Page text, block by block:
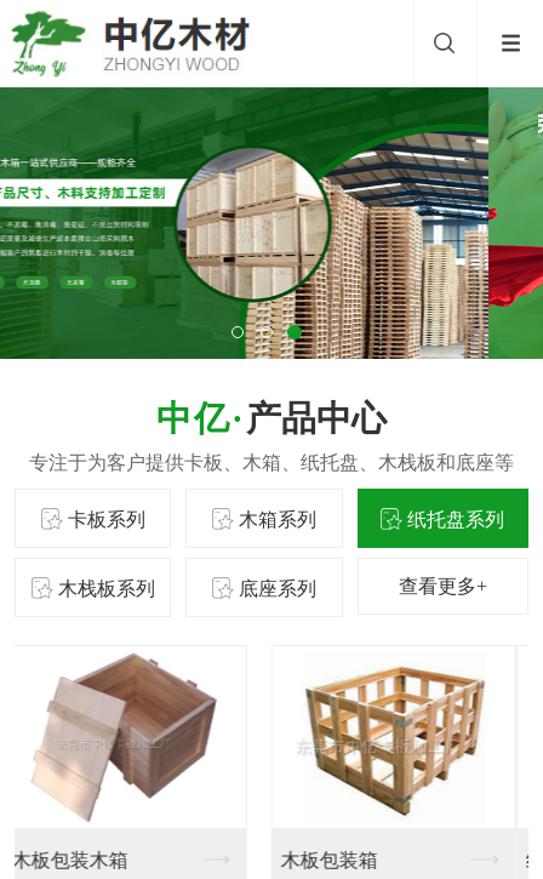
产品中心
卡板系列 木箱系列 纸托盘系列
木栈板系列 底座系列 查看更多+
纸托盘生产 纸托盘